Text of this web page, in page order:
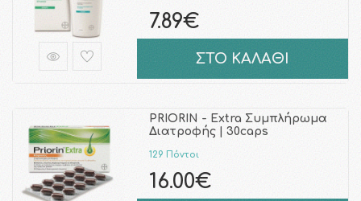
7.89€
ΣΤΟ ΚΑΛΑΘΙ
PRIORIN - Extra Συμπλήρωμα
Διατροφής | 30caps
129 Πόντοι
16.00€